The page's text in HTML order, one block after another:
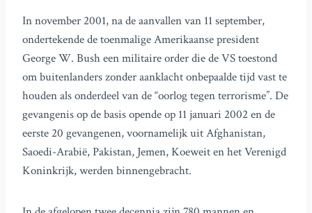
In november 2001, na de aanvallen van 11 september,
ondertekende de toenmalige Amerikaanse president
George W. Bush een militaire order die de VS toestond
om buitenlanders zonder aanklacht onbepaalde tijd vast te
houden als onderdeel van de “oorlog tegen terrorisme”. De
gevangenis op de basis opende op 11 januari 2002 en de
eerste 20 gevangenen, voornamelijk uit Afghanistan,
Saoedi-Arabië, Pakistan, Jemen, Koeweit en het Verenigd
Koninkrijk, werden binnengebracht.